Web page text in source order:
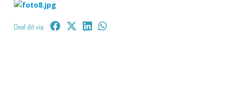
Deel dit via: